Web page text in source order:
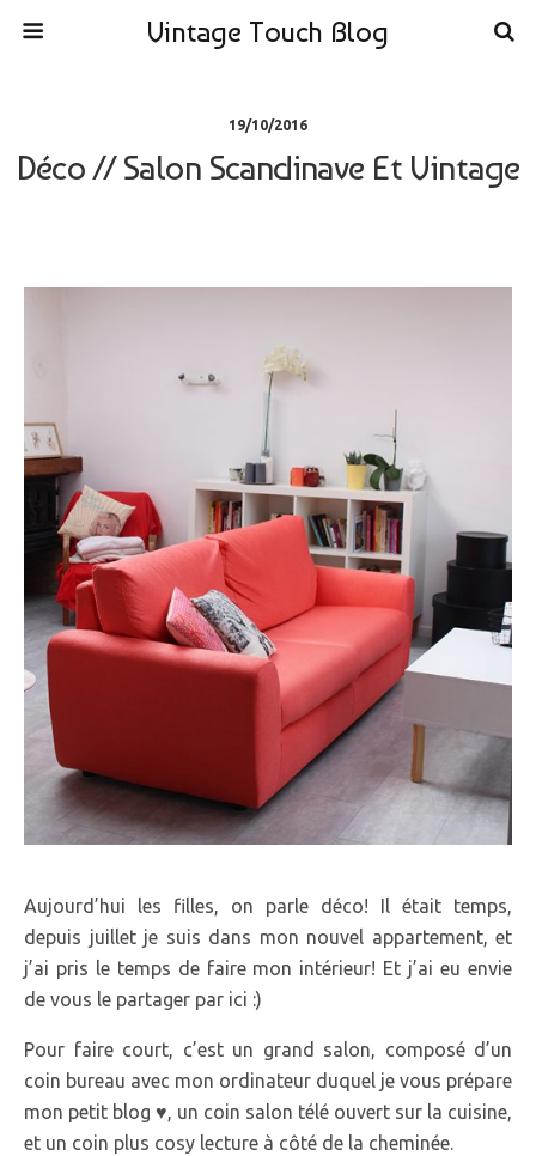
Vintage Touch Blog
19/10/2016
Déco // Salon Scandinave Et Vintage
Aujourd’hui les filles, on parle déco! Il était temps,
depuis juillet je suis dans mon nouvel appartement, et
j’ai pris le temps de faire mon intérieur! Et j’ai eu envie
de vous le partager par ici :)
Pour faire court, c’est un grand salon, composé d’un
coin bureau avec mon ordinateur duquel je vous prépare
mon petit blog ♥, un coin salon télé ouvert sur la cuisine,
et un coin plus cosy lecture à côté de la cheminée.